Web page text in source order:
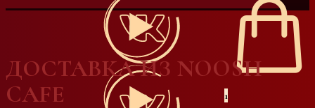
1
ДОСТАВКА ИЗ NOOSH
CAFE